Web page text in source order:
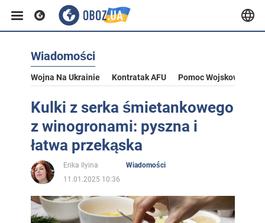
Wiadomości
Wojna Na Ukrainie Kontratak AFU Pomoc Wojskowa Dla
Kulki z serka śmietankowego
z winogronami: pyszna i
łatwa przekąska
Erika Ilyina
Wiadomości
11.01.2025 10:36